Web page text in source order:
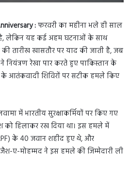
:फरवरी का महीना भले ही साल
है, लेकिन यह कई अहम घटनाओं के साथ
की तारीख खासतौर पर याद की जाती है, जब
नियंत्रण रेखा पार करते हुए पाकिस्तान के
आतंकवादी शिविरों पर सटीक हमले किए
में भारतीय सुरक्षाकर्मियों पर किए गए
हिलाकर रख दिया था। इस हमले में
के 40 जवान शहीद हुए थे, और
ए-मोहम्मद ने इस हमले की जिम्मेदारी ली